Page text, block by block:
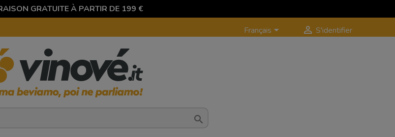
GRATUITE À PARTIR DE 199 €
Français  S'identifier
